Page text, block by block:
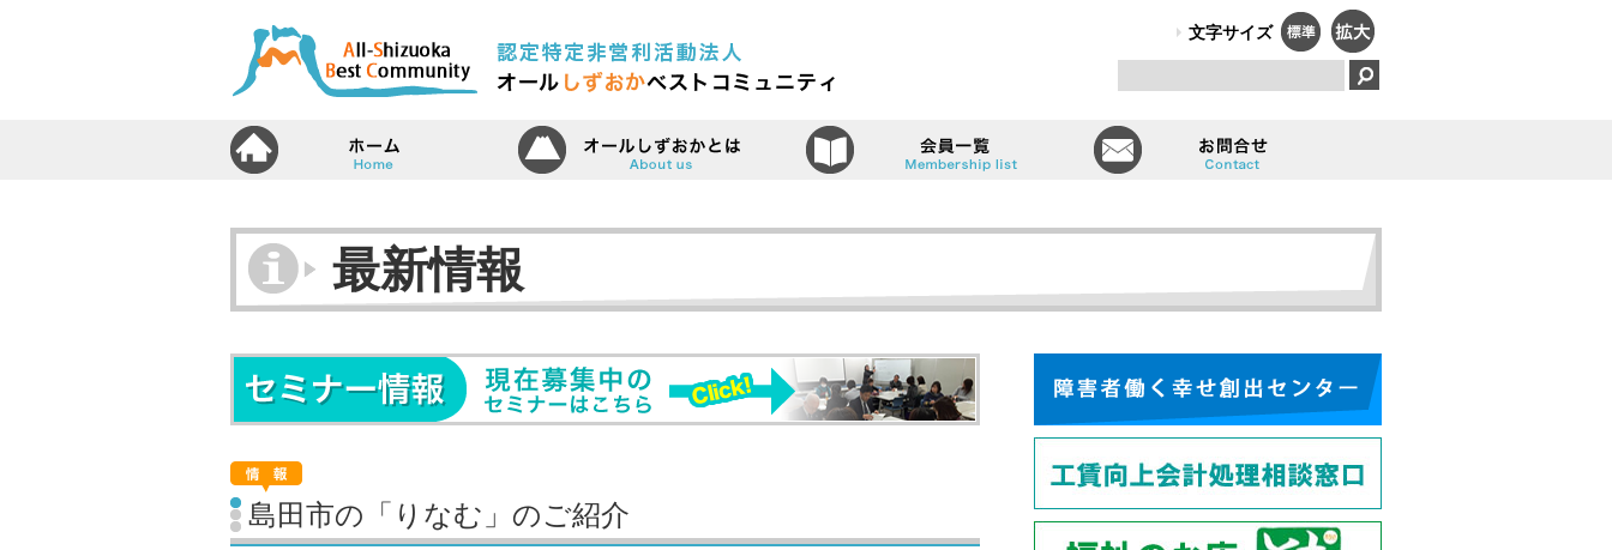
認定特定非営利活動法人（NPO法人）オールしずおかは、障害のある人のはたらく笑顔で、福祉と
文字サイズ
ホーム オールしずおかベストコミュニティとは会員一覧
最新情報
島田市の「りなむ」のご紹介